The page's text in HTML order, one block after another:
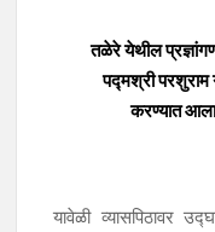
तळेरे येथील
पद्मश्री परशुराम
करण्यात
यावेळी व्यासपिठावर